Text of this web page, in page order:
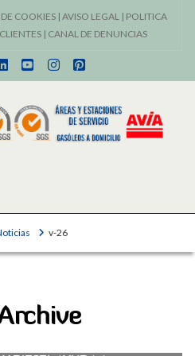
COOKIES | AVISO LEGAL | POLITICA
| CANAL DE DENUNCIAS
LinkedInYouTubeInstagram
Pinterest
v-26